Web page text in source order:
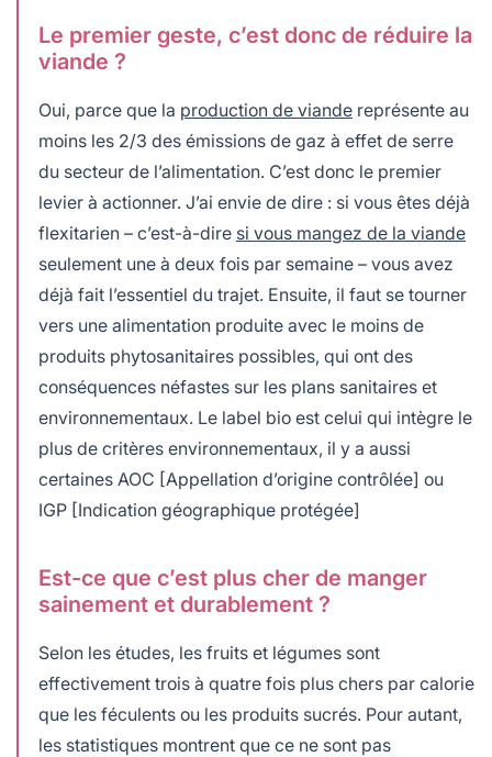
Le premier geste, c’est donc de réduire la
viande ?
Oui, parce que la production de viande représente au
moins les 2/3 des émissions de gaz à effet de serre
du secteur de l’alimentation. C’est donc le premier
levier à actionner. J’ai envie de dire : si vous êtes déjà
flexitarien – c’est-à-dire si vous mangez de la viande
seulement une à deux fois par semaine – vous avez
déjà fait l’essentiel du trajet. Ensuite, il faut se tourner
vers une alimentation produite avec le moins de
produits phytosanitaires possibles, qui ont des
conséquences néfastes sur les plans sanitaires et
environnementaux. Le label bio est celui qui intègre le
plus de critères environnementaux, il y a aussi
certaines AOC [Appellation d’origine contrôlée] ou
IGP [Indication géographique protégée]
Est-ce que c’est plus cher de manger
sainement et durablement ?
Selon les études, les fruits et légumes sont
effectivement trois à quatre fois plus chers par calorie
que les féculents ou les produits sucrés. Pour autant,
les statistiques montrent que ce ne sont pas